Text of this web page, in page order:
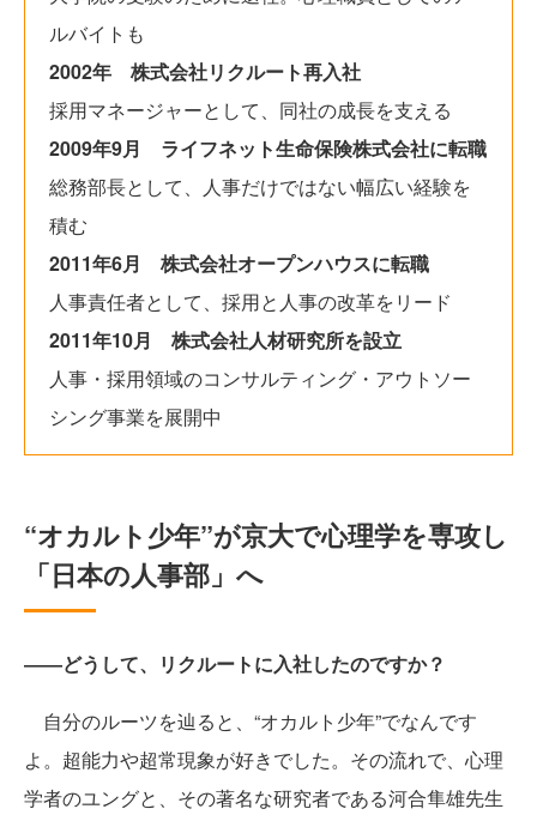
ルバイトも
2002年 株式会社リクルート再入社
採用マネージャーとして、同社の成長を支える
2009年9月 ライフネット生命保険株式会社に転職
総務部長として、人事だけではない幅広い経験を
積む
2011年6月 株式会社オープンハウスに転職
人事責任者として、採用と人事の改革をリード
2011年10月 株式会社人材研究所を設立
人事・採用領域のコンサルティング・アウトソー
シング事業を展開中
“オカルト少年”が京大で心理学を専攻し
「日本の人事部」へ
――どうして、リクルートに入社したのですか？
自分のルーツを辿ると、“オカルト少年”でなんです
よ。超能力や超常現象が好きでした。その流れで、心理
学者のユングと、その著名な研究者である河合隼雄先生